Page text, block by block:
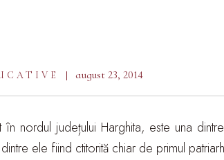
august 23, 2014
în nordul județului Harghita, este una
ele fiind ctitorită chiar de primul